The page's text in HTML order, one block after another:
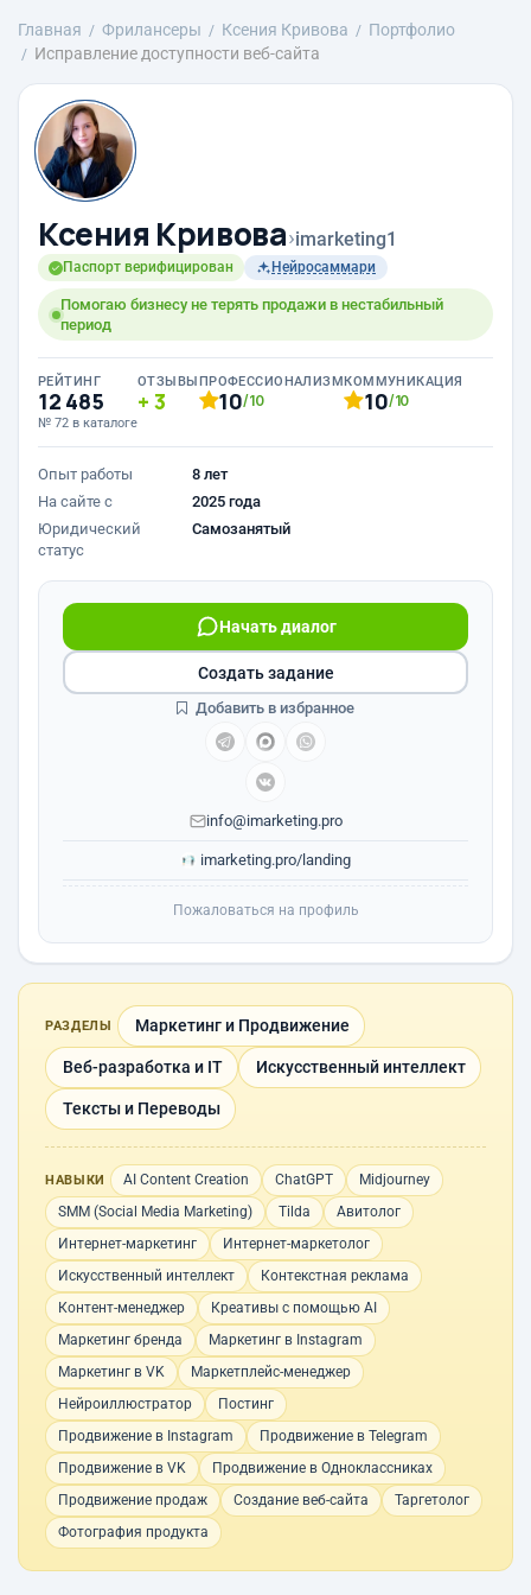
Главная Фрилансеры Ксения Кривова
Портфолио
Исправление доступности веб-сайта
Ксения Кривова›imarketing1
Паспорт верифицирован Нейросаммари
Помогаю бизнесу не терять продажи в нестабильный
период
РЕЙТИНГ
12 485
№ 72 в каталоге
ОТЗЫВЫ
3
ПРОФЕССИОНАЛИЗМ
10/10
КОММУНИКАЦИЯ
10/10
Опыт работы
8 лет
На сайте с
2025 года
Юридический
статус
Самозанятый
Начать диалог
info@imarketing.pro
imarketing.pro/landing
Создать задание
Добавить в избранное
Пожаловаться на профиль
РАЗДЕЛЫ Маркетинг и Продвижение
Веб-разработка и IT Искусственный интеллект
Тексты и Переводы
НАВЫКИ AI Content Creation ChatGPT
Midjourney
SMM (Social Media Marketing)
Tilda
Авитолог
Интернет-маркетинг
Интернет-маркетолог
Искусственный интеллект
Контекстная реклама
Контент-менеджер
Креативы с помощью AI
Маркетинг бренда
Маркетинг в Instagram
Маркетинг в VK
Маркетплейс-менеджер
Нейроиллюстратор
Постинг
Продвижение в Instagram
Продвижение в Telegram
Продвижение в VK
Продвижение в Одноклассниках
Продвижение продаж
Создание веб-сайта
Таргетолог
Фотография продукта